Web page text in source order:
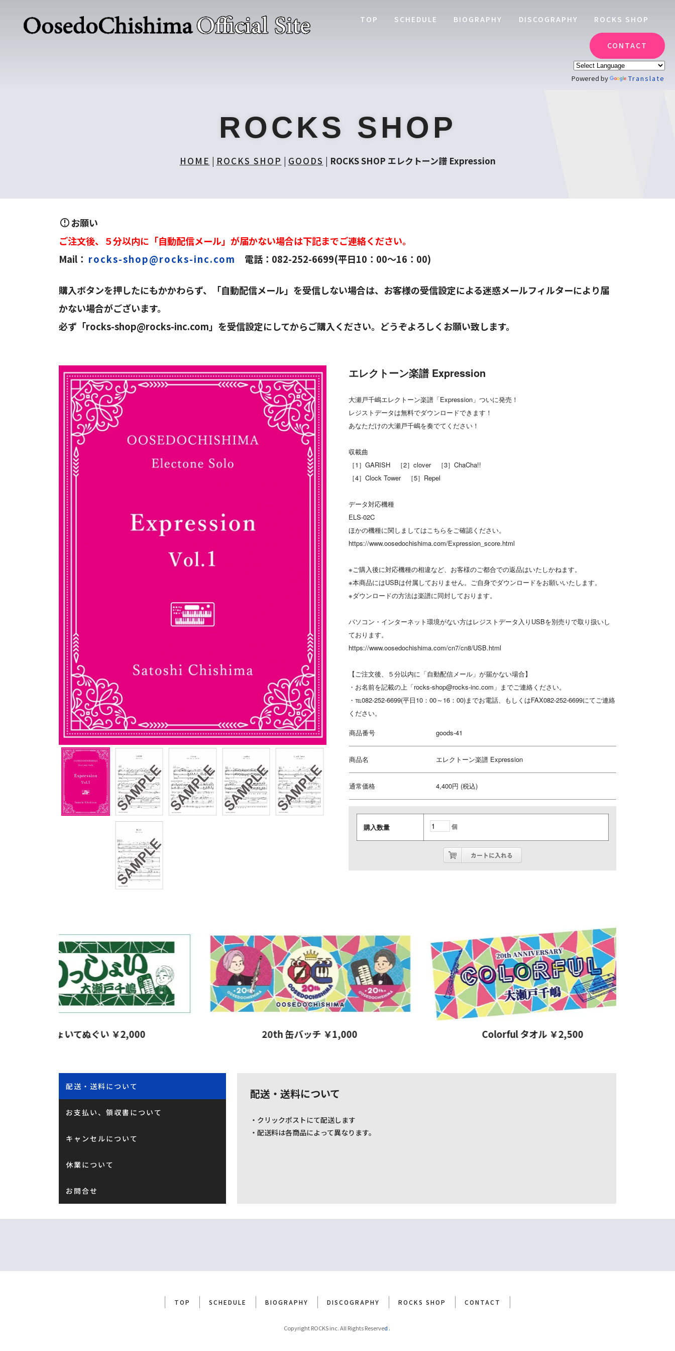
TOP SCHEDULE BIOGRAPHY DISCOGRAPHY ROCKS SHOP
CONTACT
Powered by Translate
ROCKS SHOP
HOME | ROCKS SHOP | GOODS | ROCKS SHOP エレクトーン譜 Expression
お願い
ご注文後、５分以内に「自動配信メール」が届かない場合は下記までご連絡ください。
Mail： rocks-shop@rocks-inc.com 電話：082-252-6699(平日10：00～16：00)
購入ボタンを押したにもかかわらず、「自動配信メール」を受信しない場合は、お客様の受信設定による迷惑メールフィルターにより届
かない場合がございます。
必ず「rocks-shop@rocks-inc.com」を受信設定にしてからご購入ください。 どうぞよろしくお願い致します。
エレクトーン楽譜 Expression
大瀬戸千嶋エレクトーン楽譜「Expression」ついに発売！
レジストデータは無料でダウンロードできます！
あなただけの大瀬戸千嶋を奏でてください！
収載曲
［1］GARISH ［2］clover ［3］ChaCha!!
［4］Clock Tower ［5］Repel
データ対応機種
ELS-02C
ほかの機種に関しましてはこちらをご確認ください。
https://www.oosedochishima.com/Expression_score.html
※ご購入後に対応機種の相違など、お客様のご都合での返品はいたしかねます。
※本商品にはUSBは付属しておりません。ご自身でダウンロードをお願いいたします。
※ダウンロードの方法は楽譜に同封しております。
パソコン・インターネット環境がない方はレジストデータ入りUSBを別売りで取り扱いし
ております。
https://www.oosedochishima.com/cn7/cn8/USB.html
【ご注文後、５分以内に「自動配信メール」が届かない場合】
・お名前を記載の上「rocks-shop@rocks-inc.com」までご連絡ください。
・℡082-252-6699(平日10：00～16：00)までお電話、もしくはFAX082-252-6699にてご連絡
ください。
商品番号 goods-41
商品名 エレクトーン楽譜 Expression
通常価格 4,400円 (税込)
購入数量 個
わっしょいてぬぐい ￥2,000 20th 缶バッチ ￥1,000 Colorful タオル ￥2,500
配送・送料について
お支払い、領収書について
キャンセルについて
休業について
お問合せ
配送・送料について
・クリックポストにて配送します
・配送料は各商品によって異なります。
TOP SCHEDULE BIOGRAPHY DISCOGRAPHY ROCKS SHOP CONTACT
Copyright ROCKS inc. All Rights Reserved.